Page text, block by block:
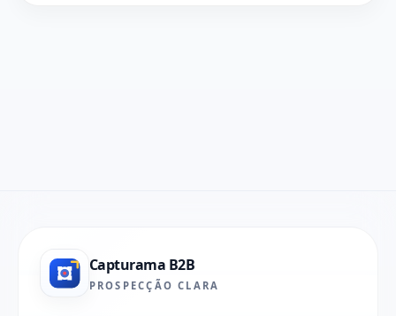
Capturama B2B
PROSPECÇÃO CLARA